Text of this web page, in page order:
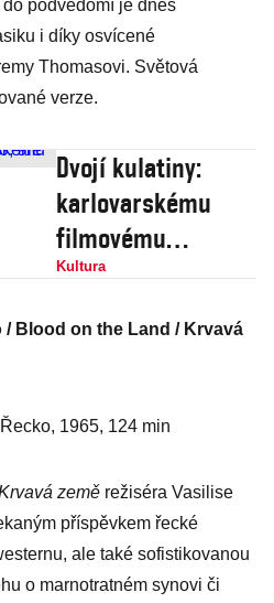
podvědomí je dnes
i díky osvícené
Thomasovi. Světová
verze.
Dvojí kulatiny:
karlovarskému
filmovému
festivalu je 60, ale
Kultura
Blood on the Land / Krvavá
1965, 124 min
země režiséra Vasilise
příspěvkem řecké
ale také sofistikovanou
o marnotratném synovi či